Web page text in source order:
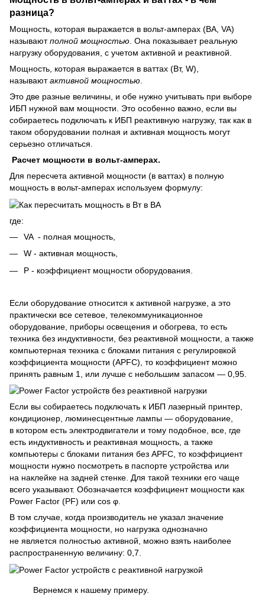
разница?
Мощность, которая выражается в вольт-амперах (ВА, VA)
называютполной мощностью. Она показывает реальную
нагрузку оборудования, с учетом активной и реактивной.
Мощность, которая выражается в ваттах (Вт, W),
называютактивной мощностью.
Это две разные величины, и обе нужно учитывать при выборе
ИБП нужной вам мощности. Это особенно важно, если вы
собираетесь подключать к ИБП реактивную нагрузку, так как в
таком оборудовании полная и активная мощность могут
серьезно отличаться.
Расчет мощности в вольт-амперах.
Для пересчета активной мощности (в ваттах) в полную
мощность в вольт-амперах используем формулу:
где:
VA - полная мощность,
W - активная мощность,
P - коэффициент мощности оборудования.
Если оборудование относится к активной нагрузке, а это
практически все сетевое, телекоммуникационное
оборудование, приборы освещения и обогрева, то есть
техника без индуктивности, без реактивной мощности, а также
компьютерная техника с блоками питания с регулировкой
коэффициента мощности (APFC), то коэффициент можно
принять равным 1, или лучше с небольшим запасом — 0,95.
Если вы собираетесь подключать к ИБП лазерный принтер,
кондиционер, люминесцентные лампы — оборудование,
в котором есть электродвигатели и тому подобное, все, где
есть индуктивность и реактивная мощность, а также
компьютеры с блоками питания без APFC, то коэффициент
мощности нужно посмотреть в паспорте устройства или
на наклейке на задней стенке. Для такой техники его чаще
всего указывают. Обозначается коэффициент мощности как
Power Factor (PF) или cos φ.
В том случае, когда производитель не указал значение
коэффициента мощности, но нагрузка однозначно
не является полностью активной, можно взять наиболее
распространенную величину: 0,7.
Вернемся к нашему примеру.